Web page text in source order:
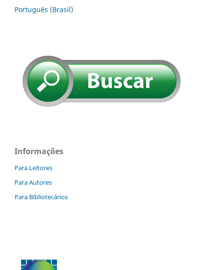
Português (Brasil)
Informações
Para Leitores
Para Autores
Para Bibliotecários